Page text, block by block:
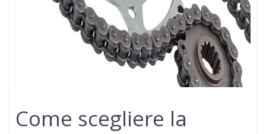
Come scegliere la